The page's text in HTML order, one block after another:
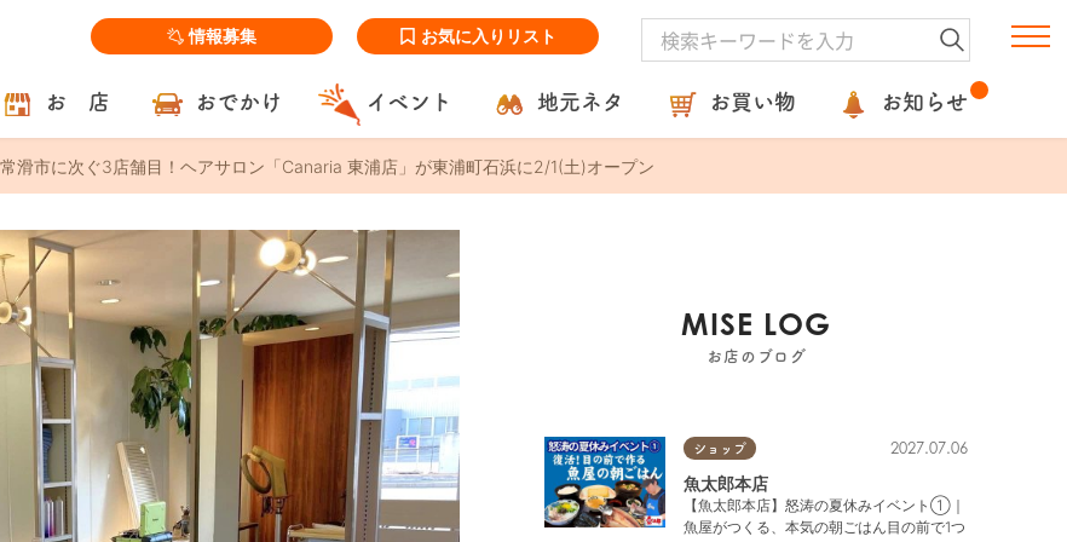
情報募集 お気に入りリスト
お 店 おでかけ イベント 地元ネタ お買い物 お知らせ
常滑市に次ぐ3店舗目！ヘアサロン「Canaria 東浦店」が東浦町石浜に2/1(土)オープン
MISE LOG
お店のブログ
ショップ 2027.07.06
魚太郎本店
【魚太郎本店】怒涛の夏休みイベント①｜
魚屋がつくる、本気の朝ごはん目の前で1つ